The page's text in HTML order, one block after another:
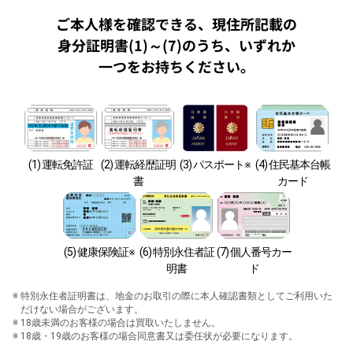
ご本人様を確認できる、現住所記載の
身分証明書(1)～(7)のうち、 いずれか
一つをお持ちください。
(1) 運転免許証
(2) 運転経歴証明
書
(3) パスポート※ (4) 住民基本台帳
カード
(5) 健康保険証※ (6) 特別永住者証
明書
(7) 個人番号カー
ド
特別永住者証明書は、地金のお取引の際に本人確認書類としてご利用いた
だけない場合がございます。
18歳未満のお客様の場合は買取いたしません。
18歳・19歳のお客様の場合同意書又は委任状が必要になります。